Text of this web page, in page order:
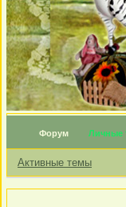
Форум Личные
Активные темы